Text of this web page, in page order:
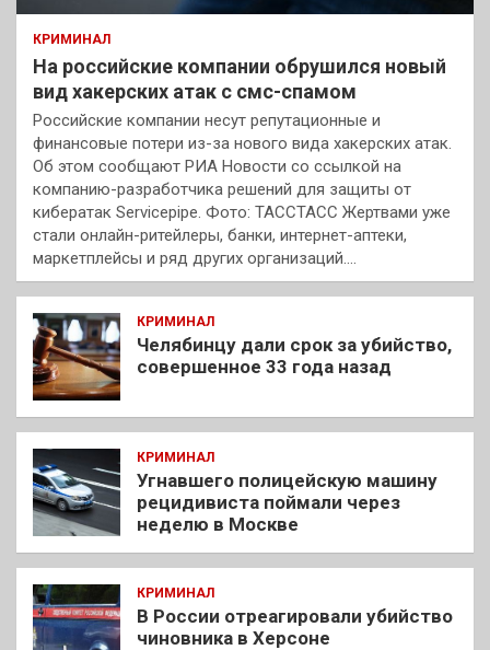
КРИМИНАЛ
На российские компании обрушился новый
вид хакерских атак с смс-спамом
Российские компании несут репутационные и
финансовые потери из-за нового вида хакерских атак.
Об этом сообщают РИА Новости со ссылкой на
компанию-разработчика решений для защиты от
кибератак Servicepipe. Фото: ТАССТАСС Жертвами уже
стали онлайн-ритейлеры, банки, интернет-аптеки,
маркетплейсы и ряд других организаций.…
КРИМИНАЛ
Челябинцу дали срок за убийство,
совершенное 33 года назад
КРИМИНАЛ
Угнавшего полицейскую машину
рецидивиста поймали через
неделю в Москве
КРИМИНАЛ
В России отреагировали убийство
чиновника в Херсоне